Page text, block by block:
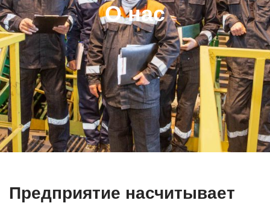
О нас
Предприятие насчитывает